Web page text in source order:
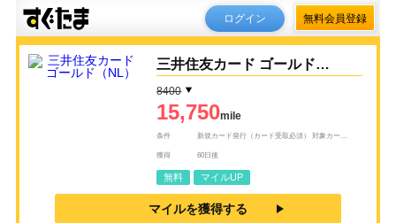
ログイン 無料会員登録
三井住友カード ゴールド
（NL）
8400
15,750mile
条件 新規カード発行（カード受取必須） 対象カード：三井住友カード ゴールド（NL） ※他三井住友カードの券種をお持ちの方でも、三井住友カード ゴールド（NL）のお申込みが初めての場合は成果対象となりますが、三井住友カード ゴールド（NL）オーロラデザイン・三井住友カード ゴールド（NL）ハローキティ デザインをお持ちの方は、ご利用できません ※既に家族カードをお持ちの場合でも、ご本人名義の本カード発行が始めてであれば成果対象となります ※「即時発行」も「通常発行」もどちらでも対象となります 即時発行：カードの到着を待たず、電話認証で最短10秒でカードが利用可能（※即時発行できない場合があります） 通常発行：カードが手元に到着し、Vpassアプリダウンロード後カード利用可能 <span style="color: red; font-weight: bolder;">※成果のお問い合わせは必ずこちらのページ下部のお問い合わせフォームよりお願い致します。広告主サイト側へ直接お問い合わせをされた場合は成果対象外となる場合がございます。</span>
獲得 60日後
無料 マイルUP
マイルを獲得する